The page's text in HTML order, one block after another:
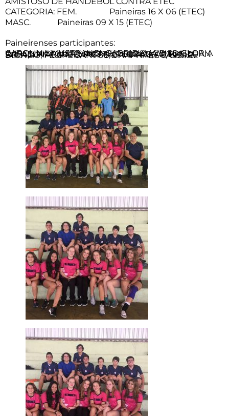
CATEGORIA: FEM. Paineiras 16 X 06 (ETEC)
MASC. Paineiras 09 X 15 (ETEC)
Paineirenses participantes:
CAROLINA MUSTRANGI, GABRIELA WEISS, GLORIA WEISS, VICTORIA SANCHES, LORENA MADER, RAFAELA ARAUJO, PIETRA ROLDÃO, ARTUR, JUAN SOLA, THIAGO MENACHE, CAIO PAIXÃO, FELIPE BIONDO, FELIPE SANTOS E RAPHAEL CASSAB.